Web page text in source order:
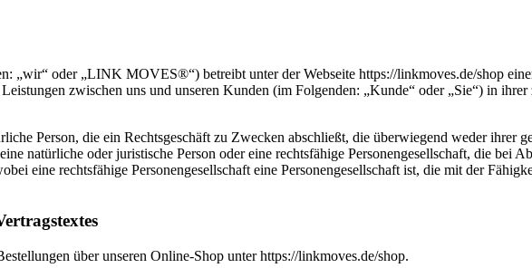
oder „LINK MOVES®“) betreibt unter der Webseite https://linkmoves.de/shop
zwischen uns und unseren Kunden (im Folgenden: „Kunde“ oder „Sie“) in
Person, die ein Rechtsgeschäft zu Zwecken abschließt, die überwiegend weder ihrer
natürliche oder juristische Person oder eine rechtsfähige Personengesellschaft, die bei
eine rechtsfähige Personengesellschaft eine Personengesellschaft ist, die mit der
über unseren Online-Shop unter https://linkmoves.de/shop.